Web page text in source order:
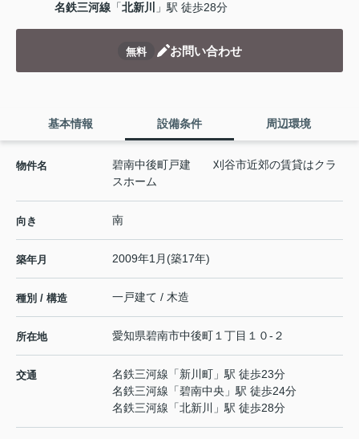
名鉄三河線 「北新川 」駅 徒歩28分
無料 お問い合わせ
基本情報 設備条件 周辺環境
物件名
碧南中後町戸建 刈谷市近郊の賃貸はクラ
スホーム
向き 南
築年月 2009年1月(築17年)
種別 / 構造 一戸建て / 木造
所在地 愛知県碧南市中後町１丁目１０-２
交通 名鉄三河線 「新川町 」駅 徒歩23分
名鉄三河線 「碧南中央 」駅 徒歩24分
名鉄三河線 「北新川 」駅 徒歩28分